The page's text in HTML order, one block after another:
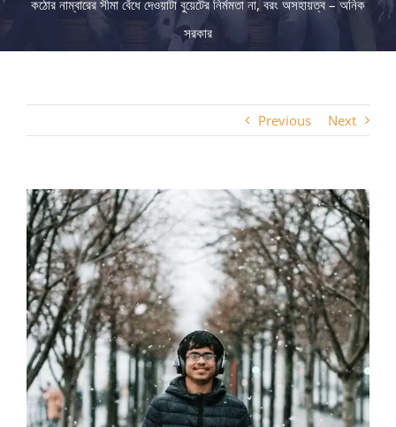
কঠোর নাম্বারের সীমা বেঁধে দেওয়াটা বুয়েটের নির্মমতা না, বরং অসহায়ত্ব – অনিক
সরকার
Previous Next
View
Larger
Image